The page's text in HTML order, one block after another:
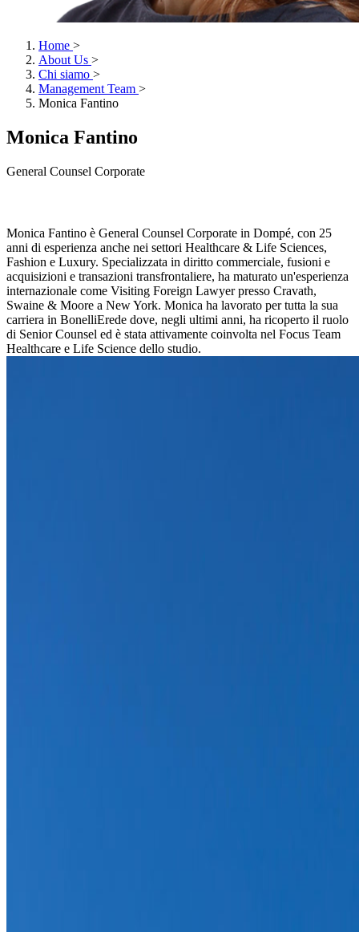
Home >
About Us >
Chi siamo >
Management Team >
Monica Fantino
Monica Fantino
General Counsel Corporate
Monica Fantino è General Counsel Corporate in Dompé, con 25
anni di esperienza anche nei settori Healthcare & Life Sciences,
Fashion e Luxury. Specializzata in diritto commerciale, fusioni e
acquisizioni e transazioni transfrontaliere, ha maturato un'esperienza
internazionale come Visiting Foreign Lawyer presso Cravath,
Swaine & Moore a New York. Monica ha lavorato per tutta la sua
carriera in BonelliErede dove, negli ultimi anni, ha ricoperto il ruolo
di Senior Counsel ed è stata attivamente coinvolta nel Focus Team
Healthcare e Life Science dello studio.